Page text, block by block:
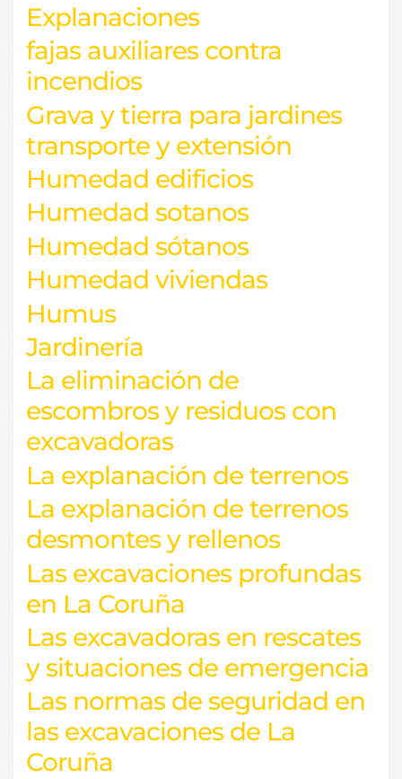
Explanaciones
fajas auxiliares contra
incendios
Grava y tierra para jardines
transporte y extensión
Humedad edificios
Humedad sotanos
Humedad sótanos
Humedad viviendas
Humus
Jardinería
La eliminación de
escombros y residuos con
excavadoras
La explanación de terrenos
La explanación de terrenos
desmontes y rellenos
Las excavaciones profundas
en La Coruña
Las excavadoras en rescates
y situaciones de emergencia
Las normas de seguridad en
las excavaciones de La
Coruña